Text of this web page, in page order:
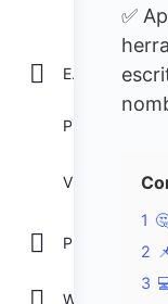
EXCEL
VBA para Macros
✅
1
2
3